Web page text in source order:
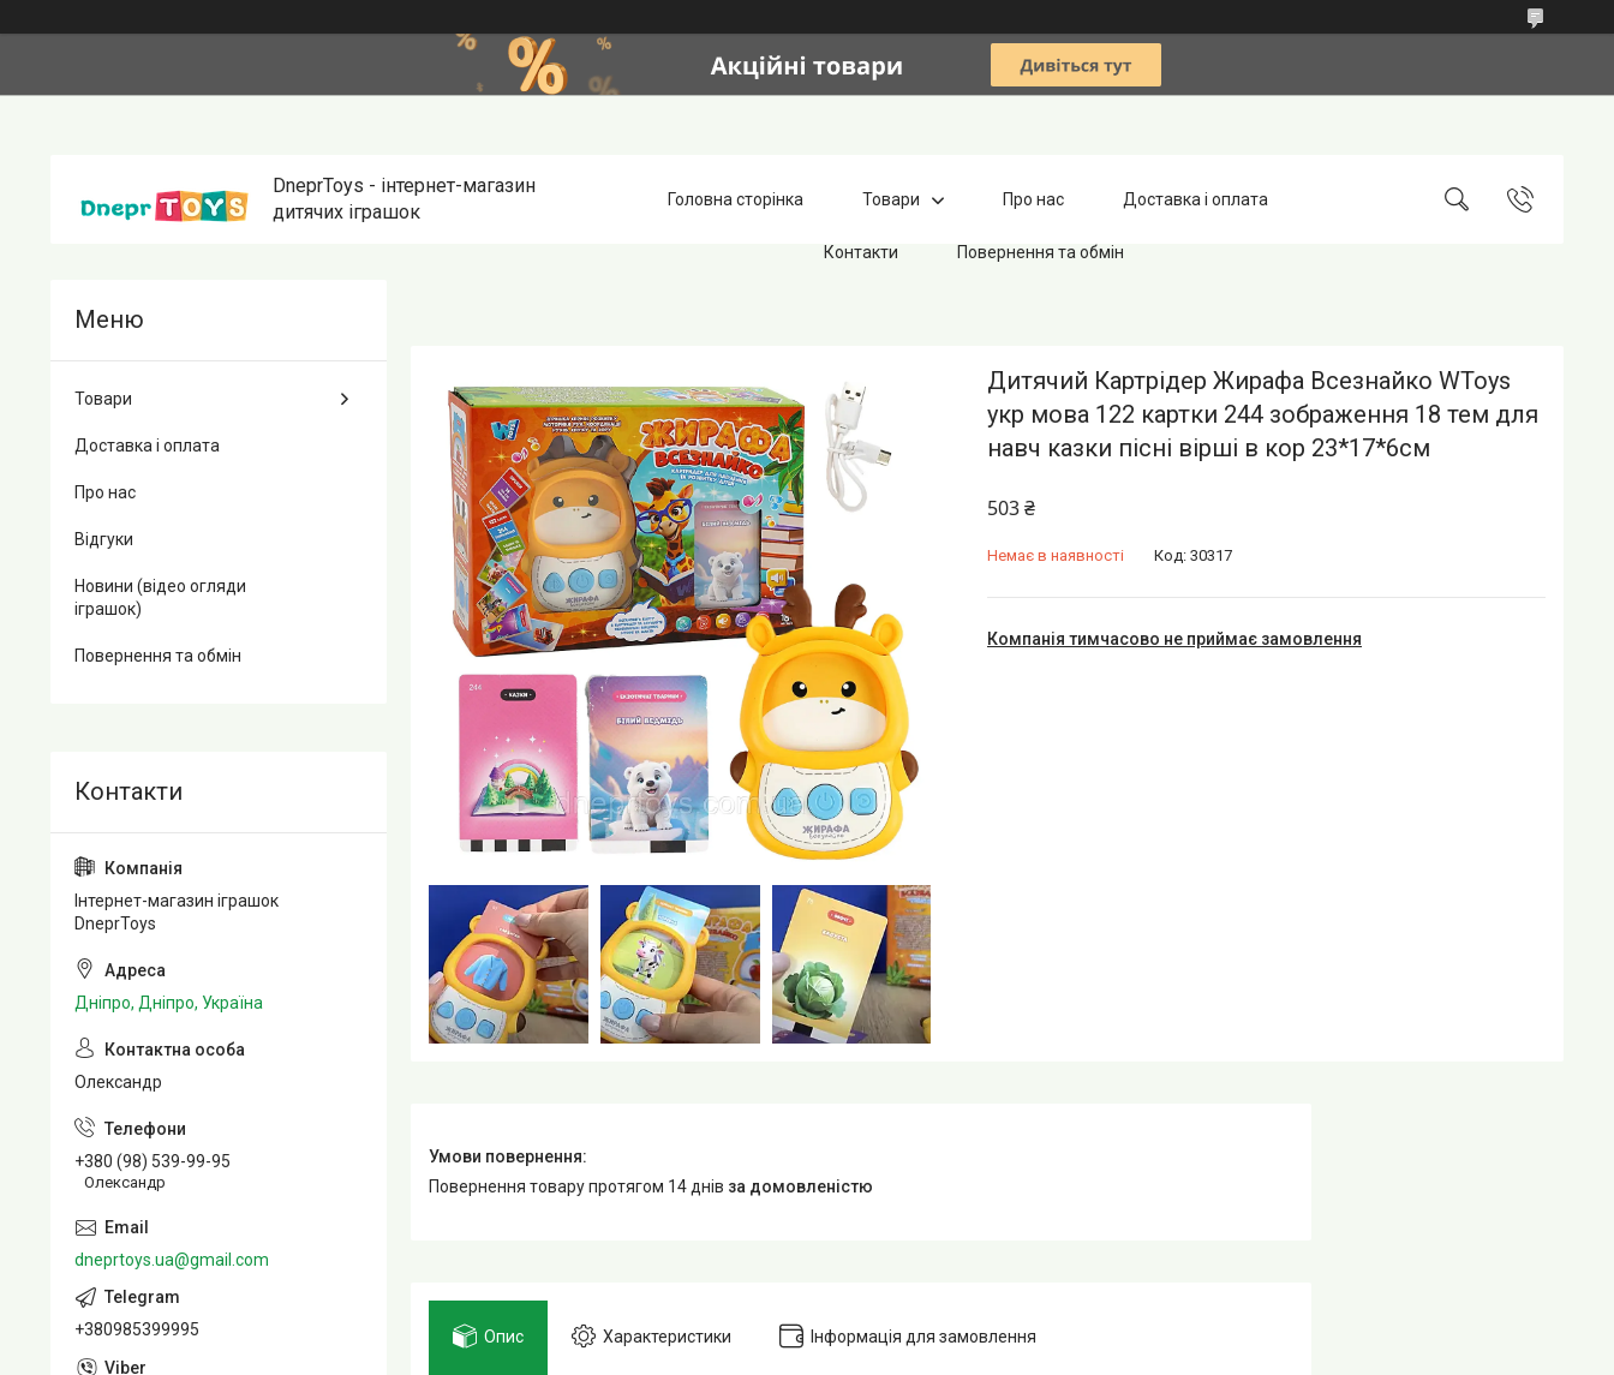
DneprToys - інтернет-магазин
дитячих іграшок
Головна сторінка Товари Про нас Доставка і оплата
Контакти Повернення та обмін
Дитячий Картрідер Жирафа Всезнайко WToys
укр мова 122 картки 244 зображення 18 тем для
навч казки пісні вірші в кор 23*17*6см
503 ₴
Немає в наявності Код: 30317
Компанія тимчасово не приймає замовлення
повернення товару протягом 14 днів за домовленістю
Опис Характеристики Інформація для замовлення
Товари
Доставка і оплата
Про нас
Відгуки
Новини (відео огляди
іграшок)
Повернення та обмін
Інтернет-магазин іграшок
DneprToys
Дніпро, Дніпро, Україна
Олександр
+380 (98) 539-99-95
Олександр
dneprtoys.ua@gmail.com
+380985399995